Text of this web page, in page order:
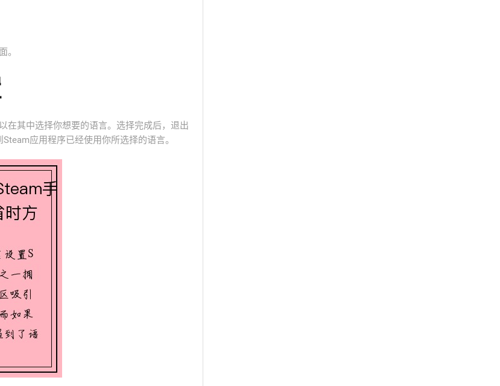
。
在其中选择你想要的语言。选择完成后，退出
应用程序已经使用你所选择的语言。